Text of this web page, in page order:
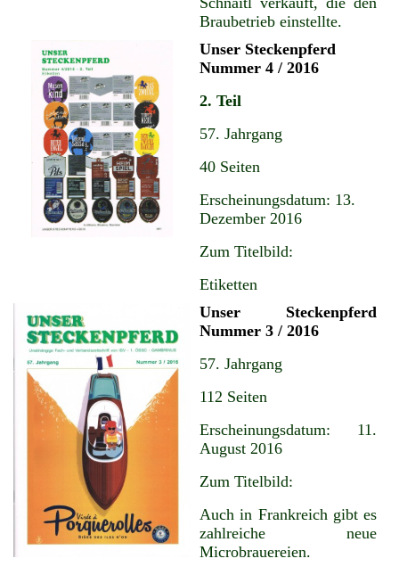
Braubetrieb einstellte.
Unser Steckenpferd
Nummer 4 / 2016
2. Teil
57. Jahrgang
40 Seiten
Erscheinungsdatum: 13.
Dezember 2016
Zum Titelbild:
Etiketten
Unser Steckenpferd
Nummer 3 / 2016
57. Jahrgang
112 Seiten
Erscheinungsdatum: 11.
August 2016
Zum Titelbild:
Auch in Frankreich gibt es
zahlreiche neue
Microbrauereien.